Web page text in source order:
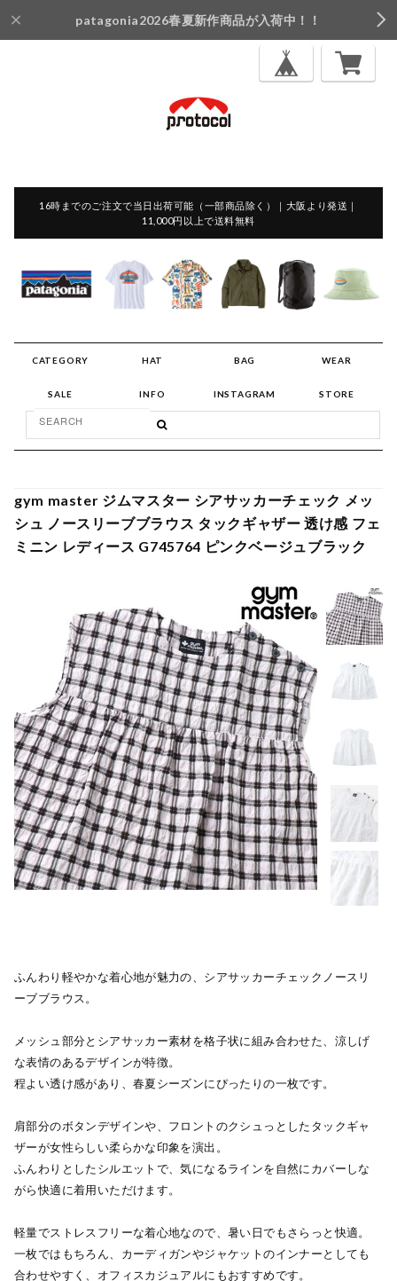
patagonia2026春夏新作商品が入荷中！！
16時までのご注文で当日出荷可能（一部商品除く）｜大阪より発送｜
11,000円以上で送料無料
CATEGORY HAT BAG WEAR
SALE INFO INSTAGRAM STORE
gym master ジムマスター シアサッカーチェック メッ
シュ ノースリーブブラウス タックギャザー 透け感 フェ
ミニン レディース G745764 ピンクベージュブラック
ふんわり軽やかな着心地が魅力の、シアサッカーチェックノースリ
ーブブラウス。
メッシュ部分とシアサッカー素材を格子状に組み合わせた、涼しげ
な表情のあるデザインが特徴。
程よい透け感があり、春夏シーズンにぴったりの一枚です。
肩部分のボタンデザインや、フロントのクシュっとしたタックギャ
ザーが女性らしい柔らかな印象を演出。
ふんわりとしたシルエットで、気になるラインを自然にカバーしな
がら快適に着用いただけます。
軽量でストレスフリーな着心地なので、暑い日でもさらっと快適。
一枚ではもちろん、カーディガンやジャケットのインナーとしても
合わせやすく、オフィスカジュアルにもおすすめです。